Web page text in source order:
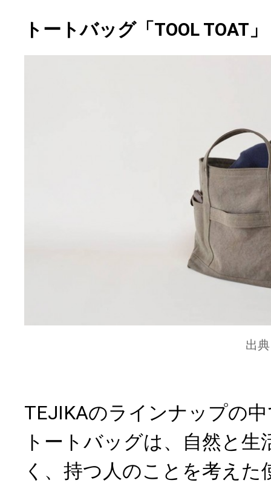
トートバッグ「TOOL TOAT」
出
TEJIKAのラインナップの
トートバッグは、自然と
く、持つ人のことを考え